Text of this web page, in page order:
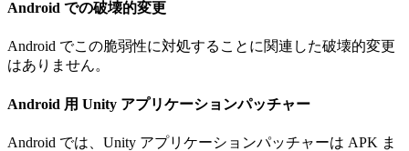
Android での破壊的変更
Android でこの脆弱性に対処することに関連した破壊的変更
はありません。
Android 用 Unity アプリケーションパッチャー
Android では、Unity アプリケーションパッチャーは APK ま